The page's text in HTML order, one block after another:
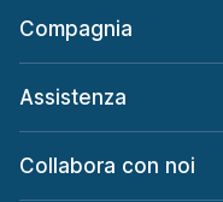
Compagnia
Assistenza
Collabora con noi